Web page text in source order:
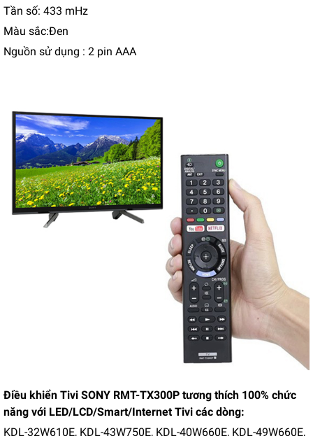
Tần số: 433 mHz
Màu sắc:Đen
Nguồn sử dụng : 2 pin AAA
Điều khiển Tivi SONY RMT-TX300P tương thích 100% chức
năng với LED/LCD/Smart/Internet Tivi các dòng:
KDL-32W610E, KDL-43W750E, KDL-40W660E, KDL-49W660E,